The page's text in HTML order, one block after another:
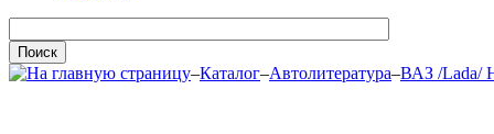
–Каталог–Автолитература–ВАЗ /Lada/